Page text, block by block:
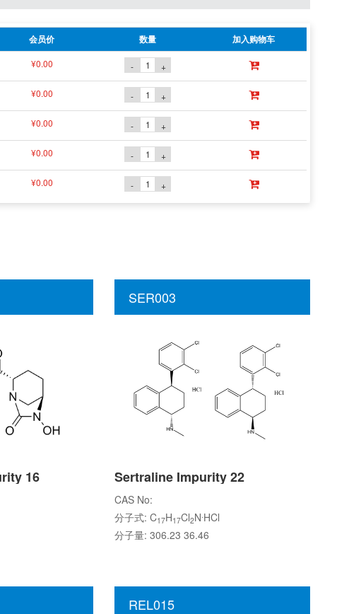
会员价 数量 加入购物车
¥0.00 - +
¥0.00 - +
¥0.00 - +
¥0.00 - +
¥0.00 - +
16
SER003
Sertraline Impurity 22
CAS No:
分子式: C17H17Cl2N HCl
分子量: 306.23 36.46
REL015